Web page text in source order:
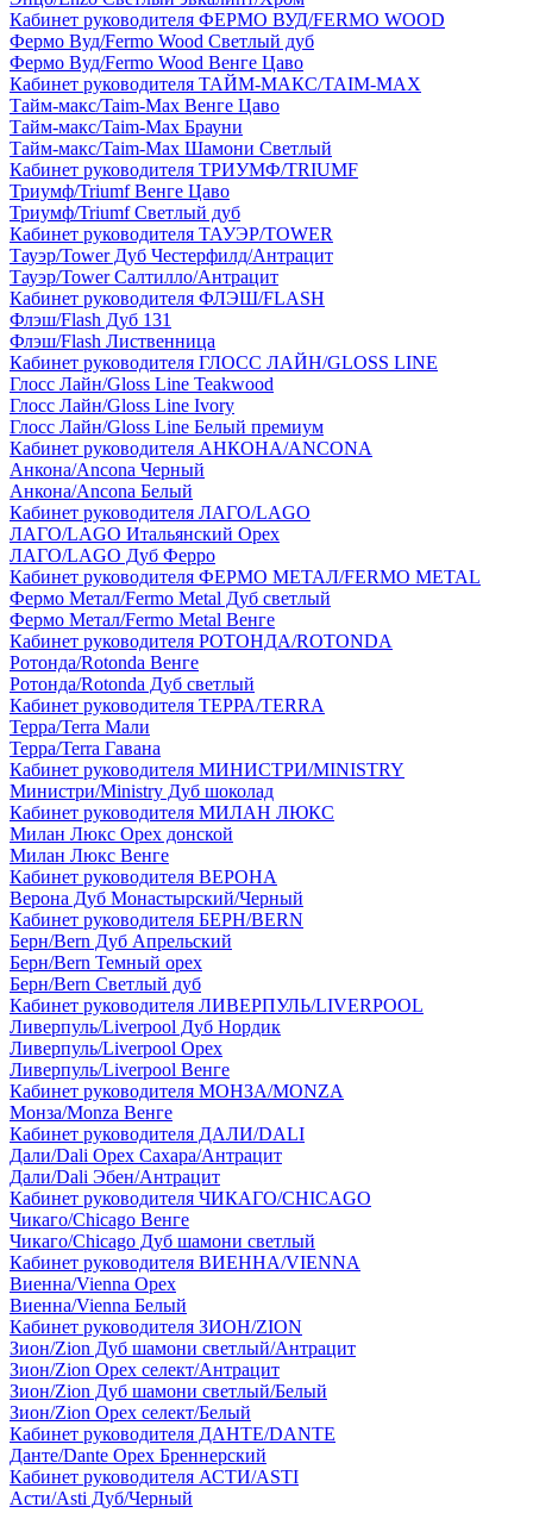
Кабинет руководителя ФЕРМО ВУД/FERMO WOOD
Фермо Вуд/Fermo Wood Светлый дуб
Фермо Вуд/Fermo Wood Венге Цаво
Кабинет руководителя ТАЙМ-МАКС/TAIM-MAX
Тайм-макс/Taim-Max Венге Цаво
Тайм-макс/Taim-Max Брауни
Тайм-макс/Taim-Max Шамони Светлый
Кабинет руководителя ТРИУМФ/TRIUMF
Триумф/Triumf Венге Цаво
Триумф/Triumf Светлый дуб
Кабинет руководителя ТАУЭР/TOWER
Тауэр/Tower Дуб Честерфилд/Антрацит
Тауэр/Tower Салтилло/Антрацит
Кабинет руководителя ФЛЭШ/FLASH
Флэш/Flash Дуб 131
Флэш/Flash Лиственница
Кабинет руководителя ГЛОСС ЛАЙН/GLOSS LINE
Глосс Лайн/Gloss Line Teakwood
Глосс Лайн/Gloss Line Ivory
Глосс Лайн/Gloss Line Белый премиум
Кабинет руководителя АНКОНА/ANCONA
Анкона/Ancona Черный
Анкона/Ancona Белый
Кабинет руководителя ЛАГО/LAGO
ЛАГО/LAGO Итальянский Орех
ЛАГО/LAGO Дуб Ферро
Кабинет руководителя ФЕРМО МЕТАЛ/FERMO METAL
Фермо Метал/Fermo Metal Дуб светлый
Фермо Метал/Fermo Metal Венге
Кабинет руководителя РОТОНДА/ROTONDA
Ротонда/Rotonda Венге
Ротонда/Rotonda Дуб светлый
Кабинет руководителя ТЕРРА/TERRA
Терра/Terra Мали
Терра/Terra Гавана
Кабинет руководителя МИНИСТРИ/MINISTRY
Министри/Ministry Дуб шоколад
Кабинет руководителя МИЛАН ЛЮКС
Милан Люкс Орех донской
Милан Люкс Венге
Кабинет руководителя ВЕРОНА
Верона Дуб Монастырский/Черный
Кабинет руководителя БЕРН/BERN
Берн/Bern Дуб Апрельский
Берн/Bern Темный орех
Берн/Bern Светлый дуб
Кабинет руководителя ЛИВЕРПУЛЬ/LIVERPOOL
Ливерпуль/Liverpool Дуб Нордик
Ливерпуль/Liverpool Орех
Ливерпуль/Liverpool Венге
Кабинет руководителя МОНЗА/MONZA
Монза/Monza Венге
Кабинет руководителя ДАЛИ/DALI
Дали/Dali Орех Cахара/Антрацит
Дали/Dali Эбен/Антрацит
Кабинет руководителя ЧИКАГО/CHICAGO
Чикаго/Chicago Венге
Чикаго/Chicago Дуб шамони светлый
Кабинет руководителя ВИЕННА/VIENNA
Виенна/Vienna Орех
Виенна/Vienna Белый
Кабинет руководителя ЗИОН/ZION
Зион/Zion Дуб шамони светлый/Антрацит
Зион/Zion Орех селект/Антрацит
Зион/Zion Дуб шамони светлый/Белый
Зион/Zion Орех селект/Белый
Кабинет руководителя ДАНТЕ/DANTE
Данте/Dante Орех Бреннерский
Кабинет руководителя АСТИ/ASTI
Асти/Asti Дуб/Черный